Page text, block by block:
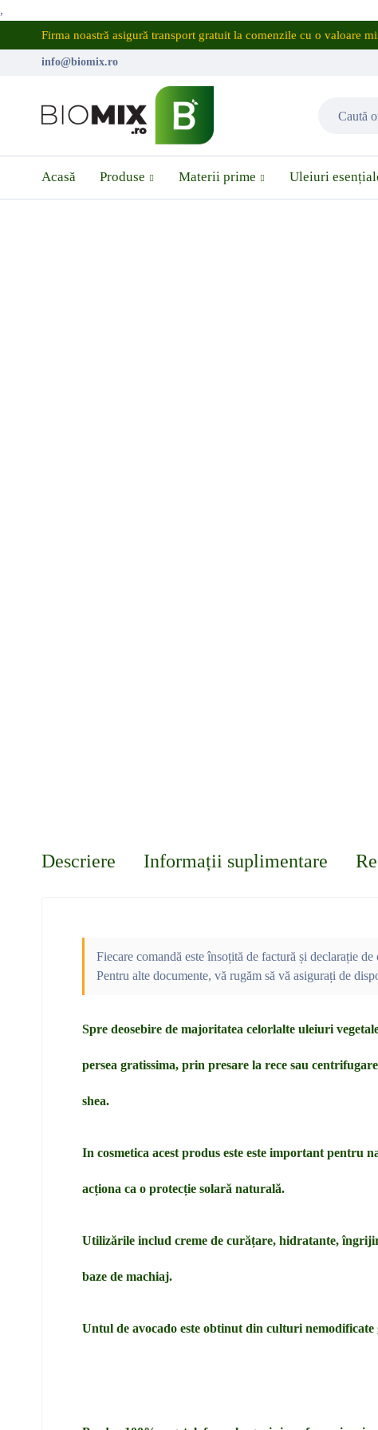
,
Firma noastră asigură transport gratuit la comenzile cu o valoare
info@biomix.ro
Acasă Produse Materii prime Uleiuri
Descriere Informații suplimentare
Fiecare comandă este însoțită de factură și declarație
Pentru alte documente, vă rugăm să vă asigurați de
Spre deosebire de majoritatea celorlalte uleiuri
persea gratissima, prin presare la rece sau
shea.
In cosmetica acest produs este este important pentru
acționa ca o protecție solară naturală.
Utilizările includ creme de curățare, hidratante,
baze de machiaj.
Untul de avocado este obtinut din culturi